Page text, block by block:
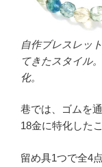
自作ブレスレッ
てきたスタイル
化。
巷では、ゴムを
18金に特化した
留め具1つで全4